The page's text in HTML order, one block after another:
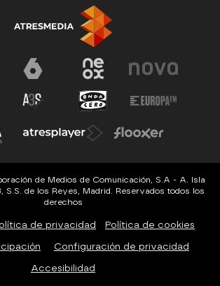
de Medios de Comunicación, S.A - A. Isla
S.S. de los Reyes, Madrid. Reservados todos los
derechos
de privacidad Política de cookies
Configuración de privacidad
Accesibilidad